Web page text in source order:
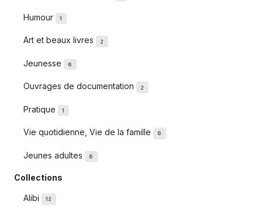
Humour 1
Art et beaux livres 2
Jeunesse 6
Ouvrages de documentation 2
Pratique 1
Vie quotidienne, Vie de la famille 6
Jeunes adultes 6
Collections
Alibi 12